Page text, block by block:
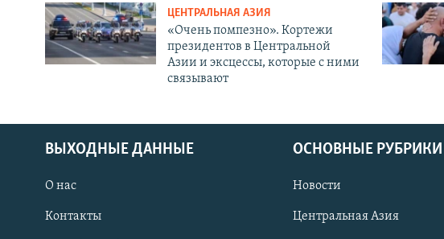
ЦЕНТРАЛЬНАЯ АЗИЯ
«Очень помпезно». Кортежи
президентов в Центральной
Азии и эксцессы, которые с ними
связывают
ВЫХОДНЫЕ ДАННЫЕ
О нас
Контакты
ОСНОВНЫЕ РУБРИКИ
Новости
Центральная Азия